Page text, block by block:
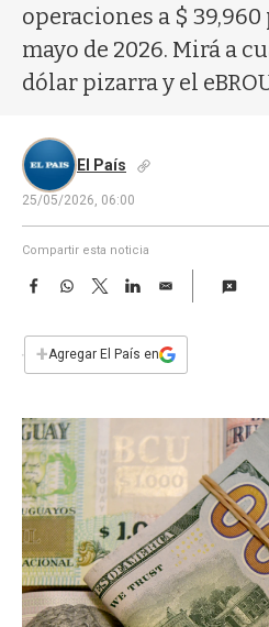
operaciones a $ 39,960
mayo de 2026. Mirá a
dólar pizarra y el
El País
25/05/2026, 06:00
Compartir esta noticia
F
e
b
k
W
s
p
T
w
t
L
n
E
i
l
+Agregar El País en